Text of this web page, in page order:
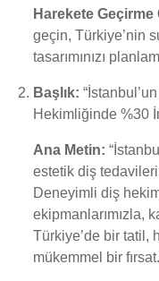
Harekete Geçirme
geçin, Türkiye’nin
tasarımınızı
Başlık:
Hekimliğinde %30
Ana Metin:
estetik diş
Deneyimli diş
ekipmanlarımızla,
Türkiye’de bir tatil,
mükemmel bir